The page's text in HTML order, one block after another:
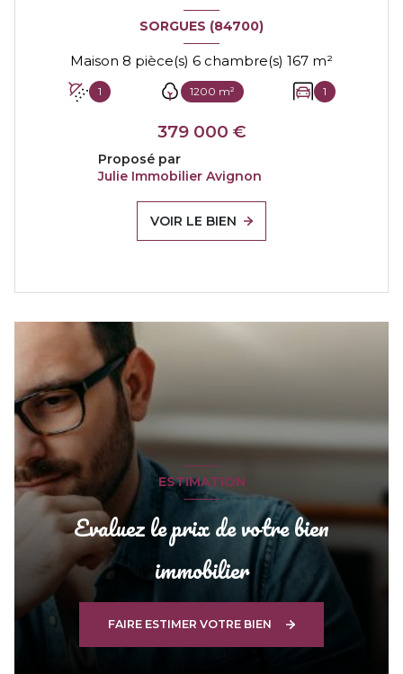
SORGUES (84700)
Maison 8 pièce(s) 6 chambre(s) 167 m²
1 1200 m² 1
379 000 €
Proposé par
Julie Immobilier Avignon
VOIR LE BIEN
ESTIMATION
Evaluez le prix de votre bien
immobilier
FAIRE ESTIMER VOTRE BIEN